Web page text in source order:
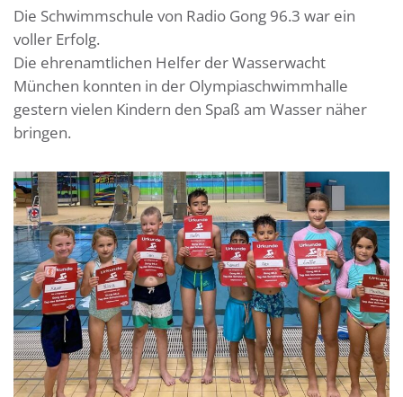
Die Schwimmschule von Radio Gong 96.3 war ein
voller Erfolg.
Die ehrenamtlichen Helfer der Wasserwacht
München konnten in der Olympiaschwimmhalle
gestern vielen Kindern den Spaß am Wasser näher
bringen.